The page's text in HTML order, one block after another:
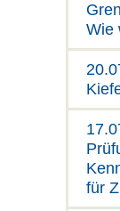
Wie
für